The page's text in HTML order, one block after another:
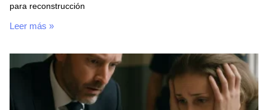
para reconstrucción
Leer más »